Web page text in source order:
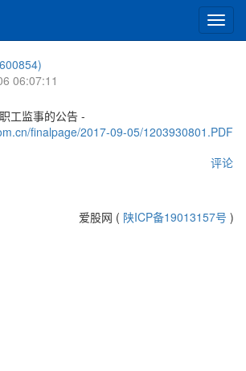
切
换
06:07:11
工监事的公告 -
finalpage/2017-09-05/1203930801.PDF
评论
爱股网 ( 陕ICP备19013157号 )